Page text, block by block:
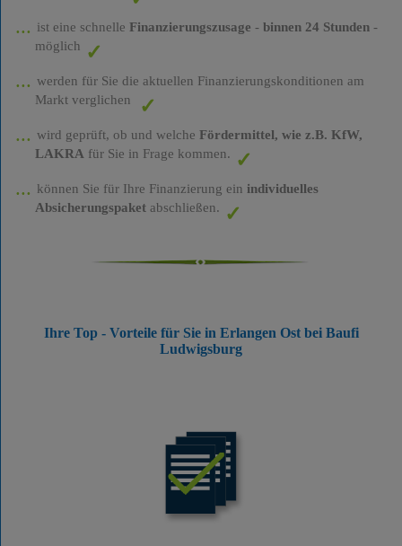
ist eine schnelle Finanzierungszusage - binnen 24 Stunden-
möglich
werden für Sie die aktuellen Finanzierungskonditionen am
Markt verglichen
wird geprüft, ob und welche Fördermittel, wie z.B. KfW,
LAKRA für Sie in Frage kommen.
können Sie für Ihre Finanzierung ein individuelles
Absicherungspaketabschließen.
Ihre Top - Vorteile für Sie in Erlangen Ost bei Baufi
Ludwigsburg